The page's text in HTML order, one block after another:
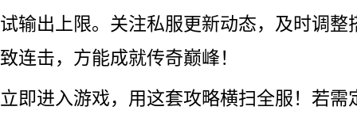
试输出上限。关注私服更新动态，及时调
致连击，方能成就传奇巅峰！
立即进入游戏，用这套攻略横扫全服！若需